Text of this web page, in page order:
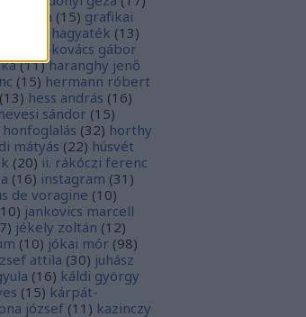
grafika (15) grafikai
hagyaték (13)
hamvai-kovács gábor
(11) haranghy jenő
(15) hermann róbert
(13) hess andrás (16)
hevesi sándor (15)
honfoglalás (32) horthy
mátyás (22) húsvét
(20) ii. rákóczi ferenc
(16) instagram (31 )
de voragine (10)
10) jankovics marcell
) jékely zoltán (12)
(10) jókai mór (98)
attila (30) juhász
(16) káldi györgy
(15) kárpát-
józsef (11 ) kazinczy